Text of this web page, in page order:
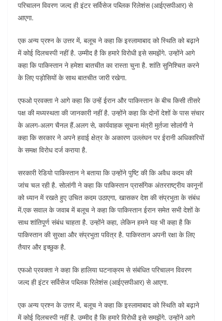
परिचालन विवरण जल्द ही इंटर सर्विसेज पब्लिक रिलेशंस (आईएसपीआर) से
आएगा.
एक अन्य प्रश्न के उत्तर में, बलूच ने कहा कि इस्लामाबाद को स्थिति को बढ़ाने
में कोई दिलचस्पी नहीं है. उम्मीद है कि हमारे विरोधी इसे समझेंगे. उन्होंने आगे
कहा कि पाकिस्तान ने हमेशा बातचीत का रास्ता चुना है. शांति सुनिश्चित करने
के लिए पड़ोसियों के साथ बातचीत जारी रखेगा.
एफओ प्रवक्ता ने आगे कहा कि उन्हें ईरान और पाकिस्तान के बीच किसी तीसरे
पक्ष की मध्यस्थता की जानकारी नहीं है. उन्होंने कहा कि दोनों देशों के पास संचार
के अलग-अलग चैनल हैं.अलग से, कार्यवाहक सूचना मंत्री मुर्तजा सोलांगी ने
कहा कि सरकार ने अपने हवाई क्षेत्र के अकारण उल्लंघन पर ईरानी अधिकारियों
के समक्ष विरोध दर्ज कराया है.
सरकारी रेडियो पाकिस्तान ने बताया कि उन्होंने पुष्टि की कि अवैध कदम की
जांच चल रही है. सोलांगी ने कहा कि पाकिस्तान प्रासंगिक अंतरराष्ट्रीय कानूनों
को ध्यान में रखते हुए उचित कदम उठाएगा, खासकर देश की संप्रभुता के संबंध
में.एक सवाल के जवाब में बलूच ने कहा कि पाकिस्तान ईरान समेत सभी देशों के
साथ शांतिपूर्ण संबंध चाहता है. उन्होंने कहा, लेकिन हमने यह भी कहा है कि
पाकिस्तान की सुरक्षा और संप्रभुता पवित्र है. पाकिस्तान अपनी रक्षा के लिए
तैयार और इच्छुक है.
एफओ प्रवक्ता ने कहा कि हालिया घटनाक्रम से संबंधित परिचालन विवरण
जल्द ही इंटर सर्विसेज पब्लिक रिलेशंस (आईएसपीआर) से आएगा.
एक अन्य प्रश्न के उत्तर में, बलूच ने कहा कि इस्लामाबाद को स्थिति को बढ़ाने
में कोई दिलचस्पी नहीं है. उम्मीद है कि हमारे विरोधी इसे समझेंगे. उन्होंने आगे